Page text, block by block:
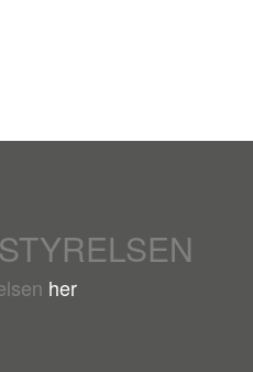
her